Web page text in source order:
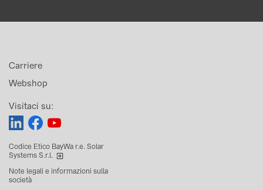
Webshop
Carriere
Visitaci su:
Codice Etico BayWa r.e. Solar
Systems S.r.l.
Note legali e informazioni sulla
società